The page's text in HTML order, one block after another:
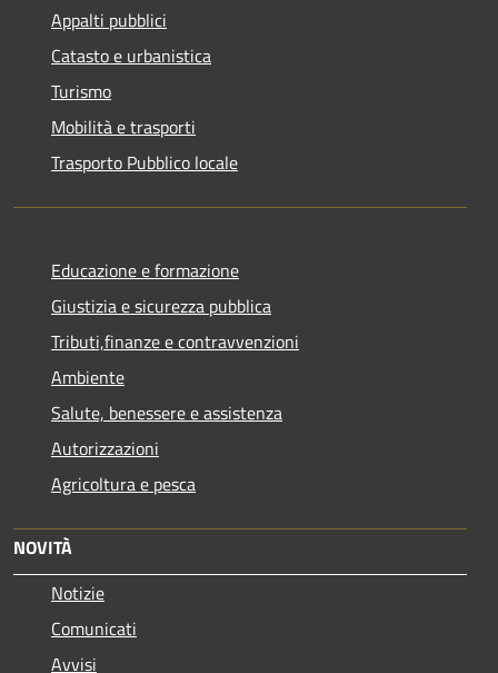
Appalti pubblici
Catasto e urbanistica
Turismo
Mobilità e trasporti
Trasporto Pubblico locale
Educazione e formazione
Giustizia e sicurezza pubblica
Tributi,finanze e contravvenzioni
Ambiente
Salute, benessere e assistenza
Autorizzazioni
Agricoltura e pesca
NOVITÀ
Notizie
Comunicati
Avvisi